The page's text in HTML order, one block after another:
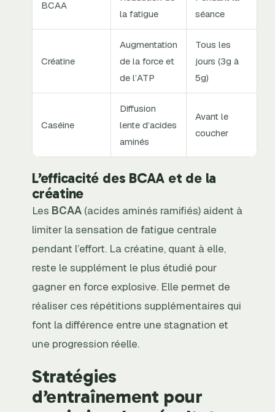
BCAA
la fatigue
séance
Créatine
Augmentation
de la force et
de l’ATP
Tous les
jours (3g à
5g)
Caséine
Diffusion
lente d’acides
aminés
Avant le
coucher
L’efficacité des BCAA et de la
créatine
Les BCAA (acides aminés ramifiés) aident à
limiter la sensation de fatigue centrale
pendant l’effort. La créatine, quant à elle,
reste le supplément le plus étudié pour
gagner en force explosive. Elle permet de
réaliser ces répétitions supplémentaires qui
font la différence entre une stagnation et
une progression réelle.
Stratégies
d’entraînement pour